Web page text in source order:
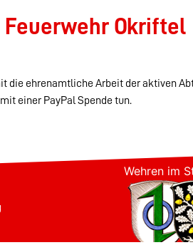
Okriftel
die ehrenamtliche Arbeit der aktiven
einer PayPal Spende tun.
Wehren im